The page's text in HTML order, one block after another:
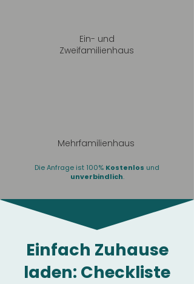
Ein- und
Zweifamilienhaus
Mehrfamilienhaus
Die Anfrage ist 100% Kostenlos und
unverbindlich.
Einfach Zuhause
laden: Checkliste